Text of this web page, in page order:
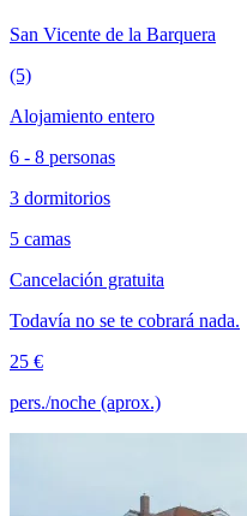
San Vicente de la Barquera
(5)
Alojamiento entero
6 - 8 personas
3 dormitorios
5 camas
Cancelación gratuita
Todavía no se te cobrará nada.
25 €
pers./noche (aprox.)